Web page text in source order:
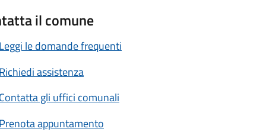
il comune
Leggi le domande frequenti
Richiedi assistenza
Contatta gli uffici comunali
Prenota appuntamento